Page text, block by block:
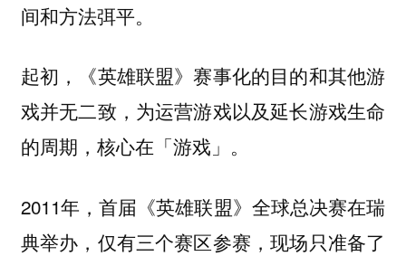
间和方法弭平。
起初，《英雄联盟》赛事化的目的和其他游
戏并无二致，为运营游戏以及延长游戏生命
的周期，核心在「游戏」。
2011年，首届《英雄联盟》全球总决赛在瑞
典举办，仅有三个赛区参赛，现场只准备了